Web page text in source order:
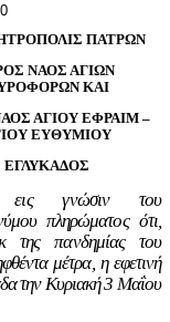
ΠΑΤΡΩΝ
ΝΑΟΣ ΑΓΙΩΝ
ΚΑΙ
ΑΓΙΟΥ ΕΦΡΑΙΜ –
ΕΥΘΥΜΙΟΥ
ΕΓΛΥΚΑΔΟΣ
εις γνώσιν του
πληρώματος ότι,
της πανδημίας του
μέτρα, η εφετινή
την Κυριακή 3 Μαΐου